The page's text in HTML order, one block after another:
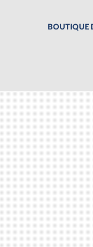
BOUTIQUE